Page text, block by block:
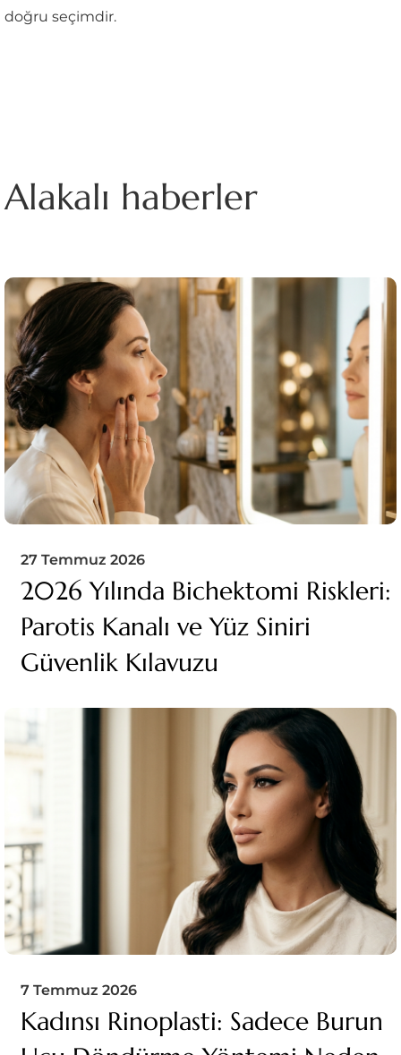
doğru seçimdir.
Alakalı haberler
27 Temmuz 2026
2026 Yılında Bichektomi Riskleri:
Parotis Kanalı ve Yüz Siniri
Güvenlik Kılavuzu
7 Temmuz 2026
Kadınsı Rinoplasti: Sadece Burun